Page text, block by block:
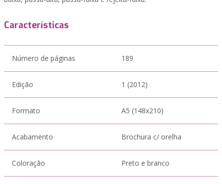
Características
Número de páginas 189
Edição 1 (2012)
Formato A5 (148x210)
Acabamento Brochura c/ orelha
Coloração Preto e branco